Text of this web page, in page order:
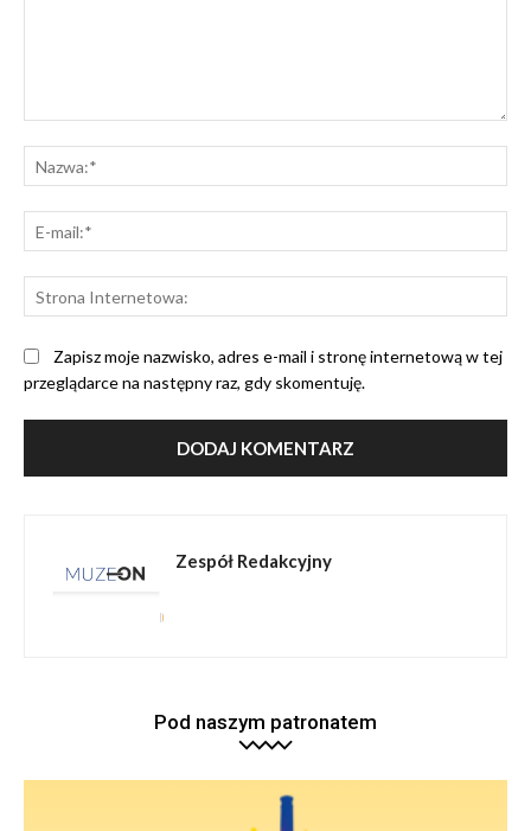
Zapisz moje nazwisko, adres e-mail i stronę internetową w tej
przeglądarce na następny raz, gdy skomentuję.
Zespół Redakcyjny
Pod naszym patronatem